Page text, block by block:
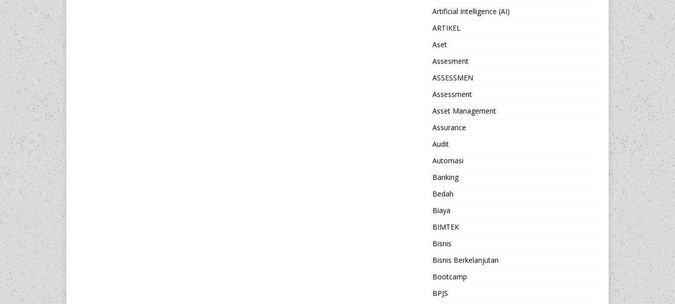
Artificial Intelligence (AI)
ARTIKEL
Aset
Assesment
ASSESSMEN
Assessment
Asset Management
Assurance
Audit
Automasi
Banking
Bedah
Biaya
BIMTEK
Bisnis
Bisnis Berkelanjutan
Bootcamp
BPJS